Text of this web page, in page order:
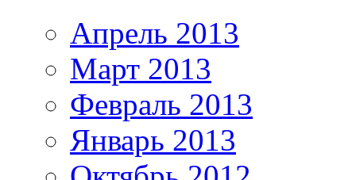
Апрель 2013
Март 2013
Февраль 2013
Январь 2013